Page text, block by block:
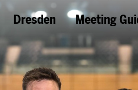
Dresden Meeting